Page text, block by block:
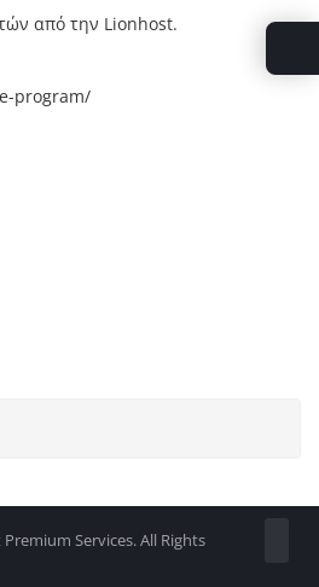
από την Lionhost.
program/
Services. All Rights